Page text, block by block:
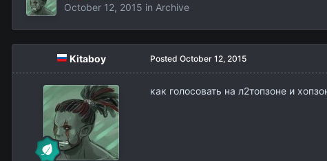
October 12, 2015 in Archive
Kitaboy Posted October 12, 2015
как голосовать на л2топзоне и